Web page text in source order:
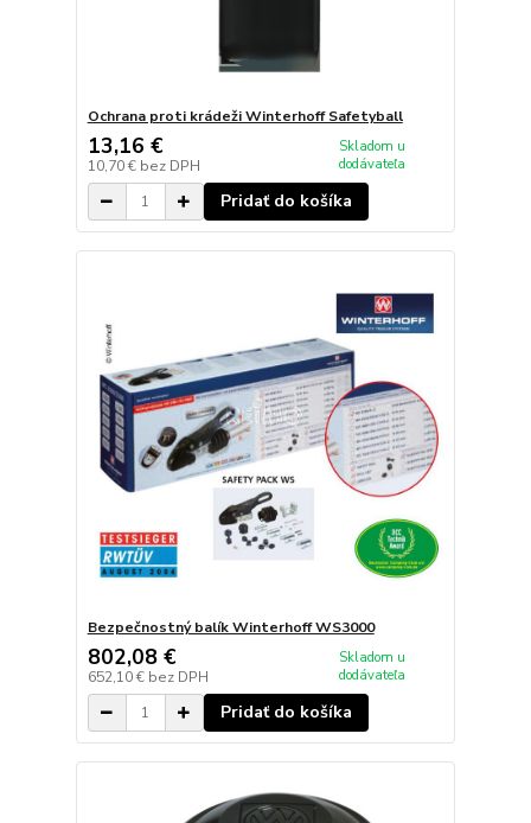
Ochrana proti krádeži Winterhoff Safetyball
13,16 €
10,70 € bez DPH
Skladom u
dodávateľa
Pridať do košíka
Bezpečnostný balík Winterhoff WS3000
802,08 €
652,10 € bez DPH
Skladom u
dodávateľa
Pridať do košíka